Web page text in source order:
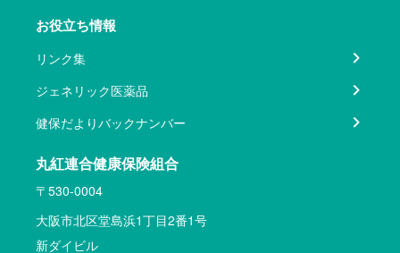
お役立ち情報
リンク集
ジェネリック医薬品
健保だよりバックナンバー
丸紅連合健康保険組合
〒530-0004
大阪市北区堂島浜1丁目2番1号
新ダイビル